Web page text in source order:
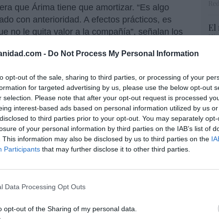
- Do Not Process My Personal Information
opt-out of the sale, sharing to third parties, or processing of your
for targeted advertising by us, please use the below opt-out
selection. Please note that after your opt-out request is processed
interest-based ads based on personal information utilized by us
to third parties prior to your opt-out. You may separately
of your personal information by third parties on the IAB’s list of
This information may also be disclosed by us to third parties on the
Participants that may further disclose it to other third parties.
Data Processing Opt Outs
opt-out of the Sharing of my personal data.
que Árima tiene que amortizar. “Es algo
con anterioridad. A efectos prácticos, es
no le quita valor a la compañía”, señalan los
la suiza, supone
de ayer 15 de mayo.
que la opa sea aprobada al menos
hacer frente a la operación, JSS realizará
el pez chico se coma al grande, si
de las dos protagonistas, y que, además,
ampliación de capital.
tiene unbanco suizo detrás
que mucha confianza.
por
José María Rodríguez Ponga
El